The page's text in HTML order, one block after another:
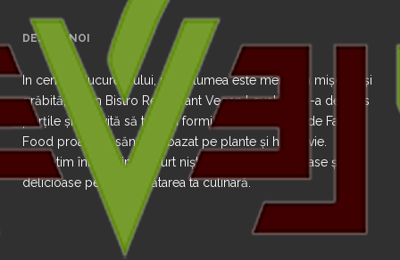
DESPRE NOI
In centrul Bucureștiului, unde lumea este mereu în mișcare și
grăbită, acum Bistro Restaurant Vegan Level Up și-a deschis
porțile și te invită să testezi formidabilul concept de Fast
Food proaspăt, sănătos, bazat pe plante și hrană vie.
Pregătim într-un timp scurt niște preparate sănătoase și
delicioase pentru desfătarea ta culinară.